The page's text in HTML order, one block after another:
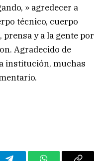
» agredecer a
técnico, cuerpo
y a la gente por
Agradecido de
institución, muchas